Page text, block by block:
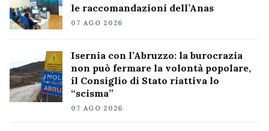
le raccomandazioni dell’Anas
07 AGO 2026
Isernia con l’Abruzzo: la burocrazia
non può fermare la volontà popolare,
il Consiglio di Stato riattiva lo
“scisma”
07 AGO 2026